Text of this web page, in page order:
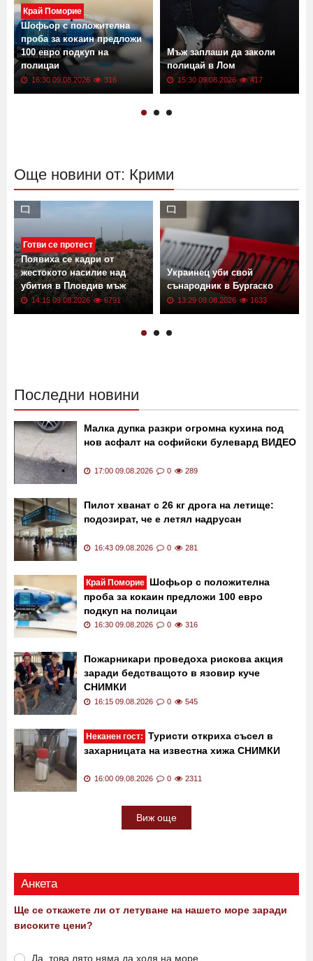
Край Поморие
Шофьор с положителна
проба за кокаин предложи
100 евро подкуп на
полицаи
16:30 09.08.2026 316
Мъж заплаши да заколи
полицай в Лом
15:30 09.08.2026 417
Още новини от: Крими
Готви се протест
Появиха се кадри от
жестокото насилие над
убития в Пловдив мъж
14:15 09.08.2026 6791
Украинец уби свой
сънародник в Бургаско
13:29 09.08.2026 1633
Последни новини
Малка дупка разкри огромна кухина под
нов асфалт на софийски булевард ВИДЕО
17:00 09.08.2026 0 289
Пилот хванат с 26 кг дрога на летище:
подозират, че е летял надрусан
16:43 09.08.2026 0 281
Край Поморие Шофьор с положителна
проба за кокаин предложи 100 евро
подкуп на полицаи
16:30 09.08.2026 0 316
Пожарникари проведоха рискова акция
заради бедстващото в язовир куче
СНИМКИ
16:15 09.08.2026 0 545
Неканен гост: Туристи откриха съсел в
захарницата на известна хижа СНИМКИ
16:00 09.08.2026 0 2311
Виж още
Анкета
Ще се откажете ли от летуване на нашето море заради
високите цени?
Да, това лято няма да ходя на море